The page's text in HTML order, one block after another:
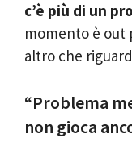
c’è più di un
momento è out
altro che
“Problema
non gioca